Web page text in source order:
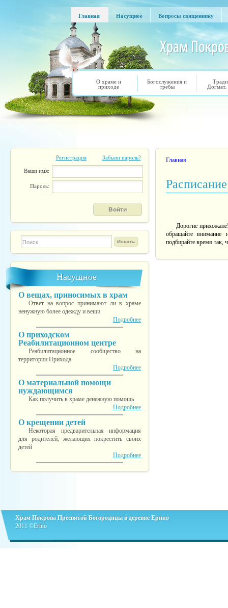
Главная
Главная
Насущное Вопросы священнику
Вопросы священнику
О храме и
приходе
Богослужения и
требы
Регистрация Забыли пароль?
Ваши имя:
Пароль:
Форма поиска
TESTINS
Насущное
О вещах, приносимых в храм
Ответ на вопрос принимают ли в храме
ненужную более одежду и вещи
Подробнее
О приходском
Реабилитационном центре
Реабилитационное сообщество на
территории Прихода
Подробнее
О материальной помощи
нуждающимся
Как получить в храме денежную помощь
Подробнее
О крещении детей
Некоторая предварительная информация
для родителей, желающих покрестить своих
детей
Подробнее
Вы здесь
Главная
Дорогие
обращайте
подбирайте время так,
Храм Покрова Пресвятой Богородицы в деревне Ерино
2011 ©Erino